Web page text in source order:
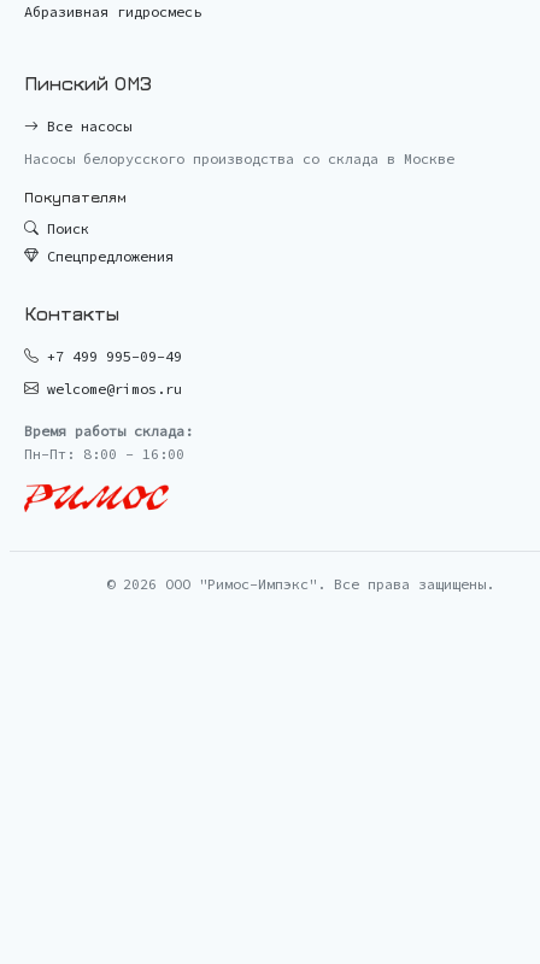
Абразивная гидросмесь
Пинский ОМЗ
Все насосы
Насосы белорусского производства со склада в Москве
Покупателям
Поиск
Спецпредложения
Контакты
+7 499 995-09-49
welcome@rimos.ru
Время работы склада:
Пн-Пт: 8:00 - 16:00
© 2026 ООО "Римос-Импэкс". Все права защищены.